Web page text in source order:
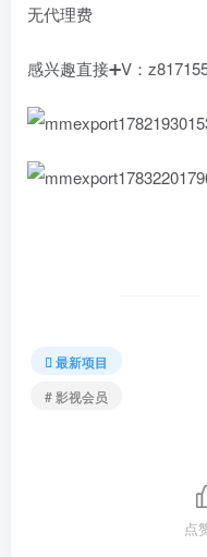
无代理费
感兴趣直接➕V：
最新项目
# 影视会员
点